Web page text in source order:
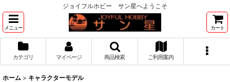
ジョイフルホビー サン星へようこそ
メニュー カート
カテゴリ マイページ 商品検索 ご利用案内
ホーム > キャラクターモデル